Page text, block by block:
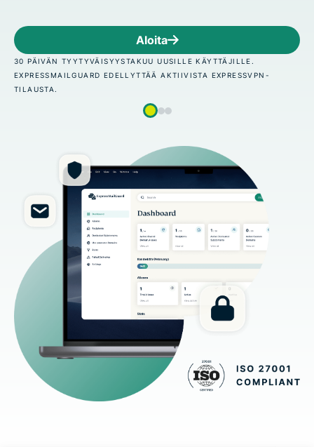
UUSILLE KÄYTTÄJILLE.
AKTIIVISTA EXPRESSVPN-
30 PÄIVÄN
EXPRESSMAILGUARD